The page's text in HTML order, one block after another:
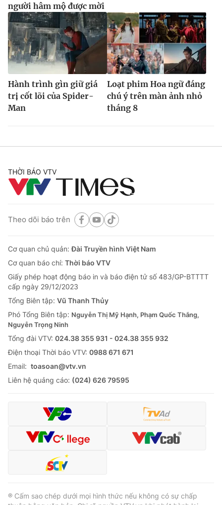
người hâm mộ được mời
Hành trình gìn giữ giá
trị cốt lõi của Spider-
Man
Loạt phim Hoa ngữ đáng
chú ý trên màn ảnh nhỏ
tháng 8
THỜI BÁO VTV
Theo dõi báo trên
Cơ quan chủ quản:Đài Truyền hình Việt Nam
Cơ quan báo chí: Thời báo VTV
Giấy phép hoạt động báo in và báo điện tử số 483/GP-BTTTT
cấp ngày 29/12/2023
Tổng Biên tập: Vũ Thanh Thủy
Phó Tổng Biên tập: Nguyễn Thị Mỹ Hạnh, Phạm Quốc Thắng,
Nguyễn Trọng Ninh
Tổng đài VTV: 024.38 355 931 - 024.38 355 932
Ðiện thoại Thời báo VTV: 0988 671 671
Email: toasoan@vtv.vn
Liên hệ quảng cáo: (024) 626 79595
® Cấm sao chép dưới mọi hình thức nếu không có sự chấp